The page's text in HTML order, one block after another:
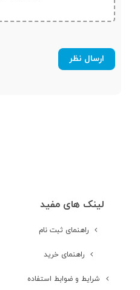
پشتیبانی از کارت
حافظه جانبی
محفظه جداگانه
کارت حافظه
لمسی
لینک های مفید
راهنمای ثبت نام
راهنمای خرید
شرایط و ضوابط استفاده